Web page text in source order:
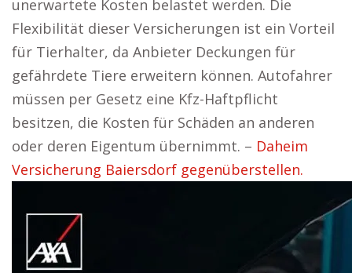
unerwartete Kosten belastet werden. Die
Flexibilität dieser Versicherungen ist ein Vorteil
für Tierhalter, da Anbieter Deckungen für
gefährdete Tiere erweitern können. Autofahrer
müssen per Gesetz eine Kfz-Haftpflicht
besitzen, die Kosten für Schäden an anderen
oder deren Eigentum übernimmt. – Daheim
Versicherung Baiersdorf gegenüberstellen.